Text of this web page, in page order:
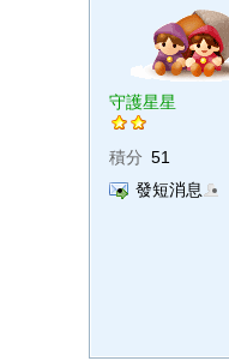
守護星星
積分 51
發短消息